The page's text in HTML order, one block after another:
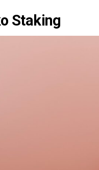
Staking